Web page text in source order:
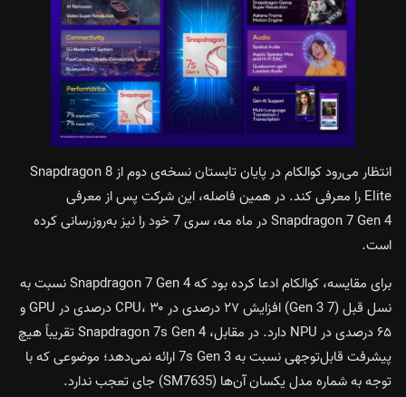
انتظار می‌رود کوالکام در پایان تابستان نسخه‌ی دوم از Snapdragon 8
Elite را معرفی کند. در همین فاصله، این شرکت پس از معرفی
Snapdragon 7 Gen 4 در ماه مه، سری 7 خود را نیز به‌روزرسانی کرده
است.
برای مقایسه، کوالکام ادعا کرده بود که Snapdragon 7 Gen 4 نسبت به
نسل قبل (7 Gen 3) افزایش ۲۷ درصدی در CPU، ۳۰ درصدی در GPU و
۶۵ درصدی در NPU دارد. در مقابل، Snapdragon 7s Gen 4 تقریباً هیچ
پیشرفت قابل‌توجهی نسبت به 7s Gen 3 ارائه نمی‌دهد؛ موضوعی که با
توجه به شماره مدل یکسان آن‌ها (SM7635) جای تعجب ندارد.